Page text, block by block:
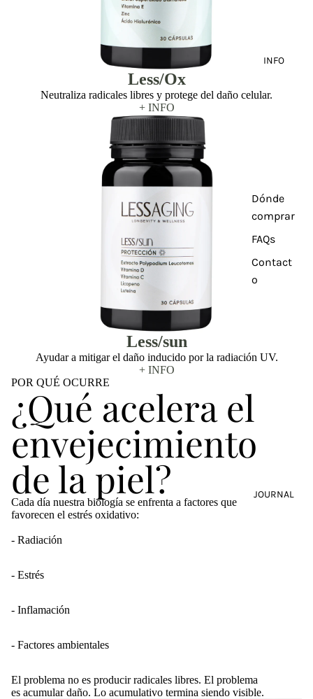
INFO
Dónde
comprar
FAQs
Contact
o
JOURNAL
Less/Ox
Neutraliza radicales libres y protege del daño celular.
+ INFO
Less/sun
Ayudar a mitigar el daño inducido por la radiación UV.
+ INFO
POR QUÉ OCURRE
¿Qué acelera el
envejecimiento
de la piel?
Cada día nuestra biología se enfrenta a factores que
favorecen el estrés oxidativo:
- Radiación
- Estrés
- Inflamación
- Factores ambientales
El problema no es producir radicales libres. El problema
es acumular daño. Lo acumulativo termina siendo visible.